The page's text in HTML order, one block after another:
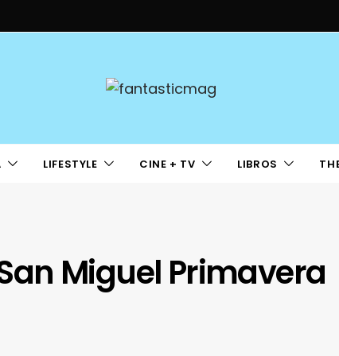
LIFESTYLE CINE + TV LIBROS
Miguel Primavera